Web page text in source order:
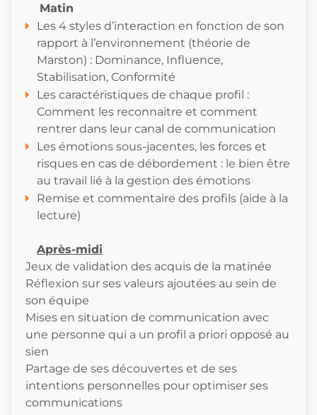
Matin
Les 4 styles d’interaction en fonction de son
rapport à l’environnement (théorie de
Marston) : Dominance, Influence,
Stabilisation, Conformité
Les caractéristiques de chaque profil :
Comment les reconnaitre et comment
rentrer dans leur canal de communication
Les émotions sous-jacentes, les forces et
risques en cas de débordement : le bien être
au travail lié à la gestion des émotions
Remise et commentaire des profils (aide à la
lecture)
Après-midi
Jeux de validation des acquis de la matinée
Réflexion sur ses valeurs ajoutées au sein de
son équipe
Mises en situation de communication avec
une personne qui a un profil a priori opposé au
sien
Partage de ses découvertes et de ses
intentions personnelles pour optimiser ses
communications